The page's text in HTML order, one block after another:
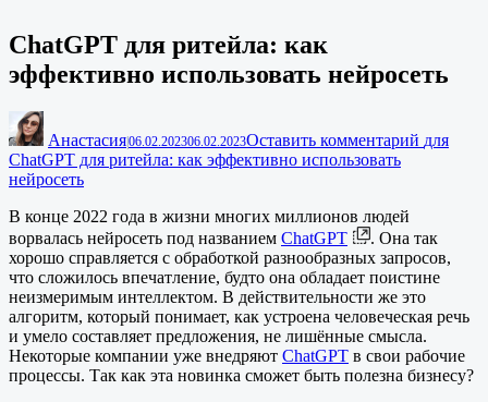
ChatGPT для ритейла: как
эффективно использовать нейросеть
Анастасия|06.02.202306.02.2023Оставить комментарий для
ChatGPT для ритейла: как эффективно использовать
нейросеть
В конце 2022 года в жизни многих миллионов людей
ворвалась нейросеть под названием ChatGPT
. Она так
хорошо справляется с обработкой разнообразных запросов,
что сложилось впечатление, будто она обладает поистине
неизмеримым интеллектом. В действительности же это
алгоритм, который понимает, как устроена человеческая речь
и умело составляет предложения, не лишённые смысла.
Некоторые компании уже внедряют ChatGPT в свои рабочие
процессы. Так как эта новинка сможет быть полезна бизнесу?